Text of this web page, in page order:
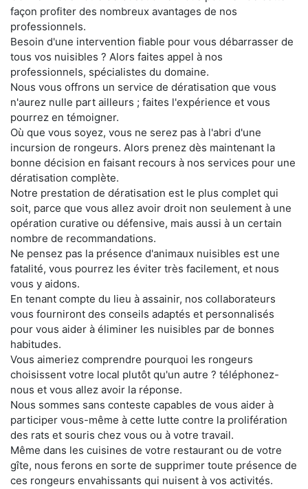
façon profiter des nombreux avantages de nos
professionnels.
Besoin d'une intervention fiable pour vous débarrasser de
tous vos nuisibles ? Alors faites appel à nos
professionnels, spécialistes du domaine.
Nous vous offrons un service de dératisation que vous
n'aurez nulle part ailleurs ; faites l'expérience et vous
pourrez en témoigner.
Où que vous soyez, vous ne serez pas à l'abri d'une
incursion de rongeurs. Alors prenez dès maintenant la
bonne décision en faisant recours à nos services pour une
dératisation complète.
Notre prestation de dératisation est le plus complet qui
soit, parce que vous allez avoir droit non seulement à une
opération curative ou défensive, mais aussi à un certain
nombre de recommandations.
Ne pensez pas la présence d'animaux nuisibles est une
fatalité, vous pourrez les éviter très facilement, et nous
vous y aidons.
En tenant compte du lieu à assainir, nos collaborateurs
vous fourniront des conseils adaptés et personnalisés
pour vous aider à éliminer les nuisibles par de bonnes
habitudes.
Vous aimeriez comprendre pourquoi les rongeurs
choisissent votre local plutôt qu'un autre ? téléphonez-
nous et vous allez avoir la réponse.
Nous sommes sans conteste capables de vous aider à
participer vous-même à cette lutte contre la prolifération
des rats et souris chez vous ou à votre travail.
Même dans les cuisines de votre restaurant ou de votre
gîte, nous ferons en sorte de supprimer toute présence de
ces rongeurs envahissants qui nuisent à vos activités.